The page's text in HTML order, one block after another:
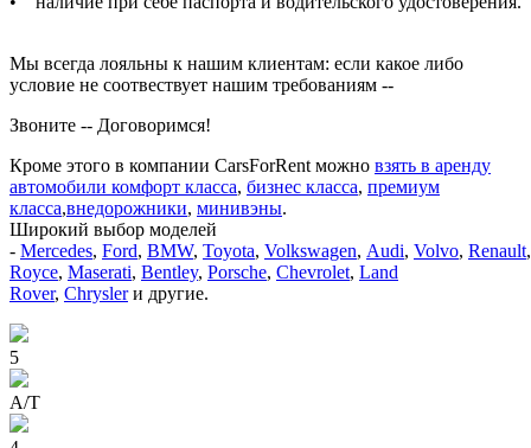
Мы всегда лояльны к нашим клиентам: если какое либо
условие не соотвествует нашим требованиям --
Звоните -- Договоримся!
Кроме этого в компании CarsForRent можно взять в аренду
автомобили комфорт класса, бизнес класса, премиум
класса,внедорожники, минивэны.
Широкий выбор моделей
- Mercedes, Ford, BMW, Toyota, Volkswagen, Audi, Volvo, Renault
Royce, Maserati, Bentley, Porsche, Chevrolet, Land
Rover, Chryslerи другие.
5
A/Т